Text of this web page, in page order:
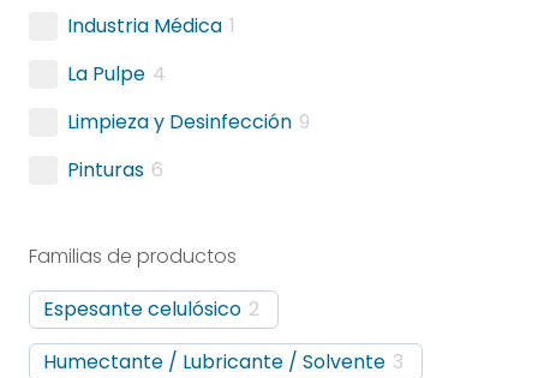
Industria Médica 1
La Pulpe 4
Limpieza y Desinfección 9
Pinturas 6
Familias de productos
Espesante celulósico 2
Humectante / Lubricante / Solvente 3